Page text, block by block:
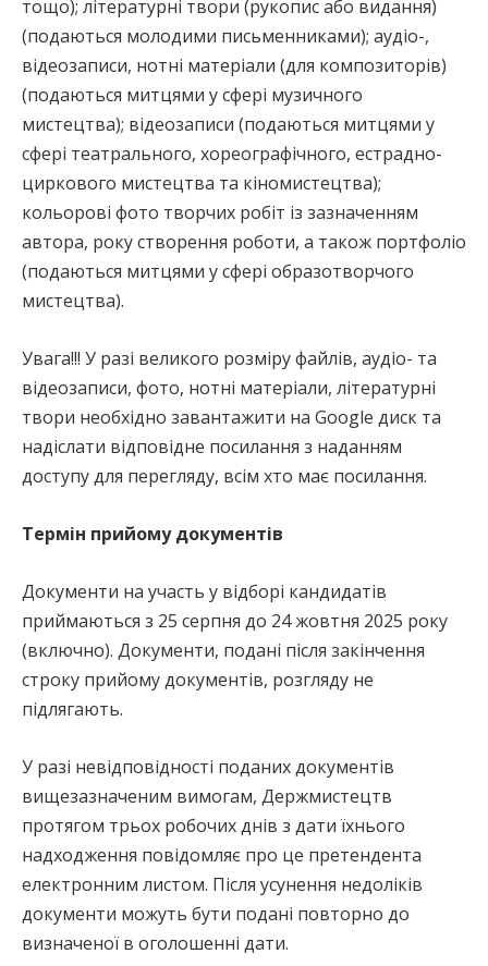
тощо); літературні твори (рукопис або видання)
(подаються молодими письменниками); аудіо-,
відеозаписи, нотні матеріали (для композиторів)
(подаються митцями у сфері музичного
мистецтва); відеозаписи (подаються митцями у
сфері театрального, хореографічного, естрадно-
циркового мистецтва та кіномистецтва);
кольорові фото творчих робіт із зазначенням
автора, року створення роботи, а також портфоліо
(подаються митцями у сфері образотворчого
мистецтва).
Увага!!! У разі великого розміру файлів, аудіо- та
відеозаписи, фото, нотні матеріали, літературні
твори необхідно завантажити на Google диск та
надіслати відповідне посилання з наданням
доступу для перегляду, всім хто має посилання.
Термін прийому документів
Документи на участь у відборі кандидатів
приймаються з 25 серпня до 24 жовтня 2025 року
(включно). Документи, подані після закінчення
строку прийому документів, розгляду не
підлягають.
У разі невідповідності поданих документів
вищезазначеним вимогам, Держмистецтв
протягом трьох робочих днів з дати їхнього
надходження повідомляє про це претендента
електронним листом. Після усунення недоліків
документи можуть бути подані повторно до
визначеної в оголошенні дати.